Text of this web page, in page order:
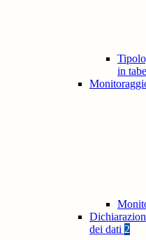
in
dei dati 2